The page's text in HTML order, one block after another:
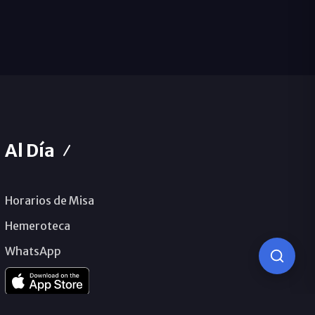
Al Día
Horarios de Misa
Hemeroteca
WhatsApp